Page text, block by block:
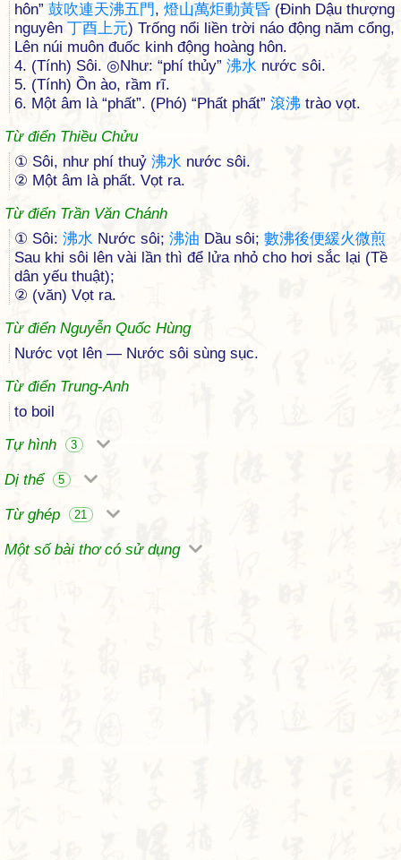
hôn” 鼓吹連天沸五門, 燈山萬炬動黃昏 (Đinh Dậu thượng
nguyên 丁酉上元) Trống nổi liền trời náo động năm cổng,
Lên núi muôn đuốc kinh động hoàng hôn.
4. (Tính) Sôi. ◎Như: “phí thủy” 沸水 nước sôi.
5. (Tính) Ồn ào, rầm rĩ.
6. Một âm là “phất”. (Phó) “Phất phất” 滾沸 trào vọt.
Từ điển Thiều Chửu
① Sôi, như phí thuỷ 沸水 nước sôi.
② Một âm là phất. Vọt ra.
Từ điển Trần Văn Chánh
① Sôi: 沸水 Nước sôi; 沸油 Dầu sôi; 數沸後便緩火微煎
Sau khi sôi lên vài lần thì để lửa nhỏ cho hơi sắc lại (Tề
dân yếu thuật);
② (văn) Vọt ra.
Từ điển Nguyễn Quốc Hùng
Nước vọt lên — Nước sôi sùng sục.
Từ điển Trung-Anh
to boil
Tự hình
3
Dị thể 5
Từ ghép 21
Một số bài thơ có sử dụng